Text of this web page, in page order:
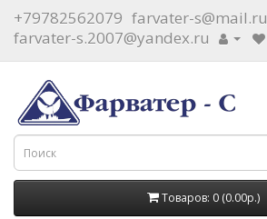
+79782562079 farvater-s@mail.ru
farvater-s.2007@yandex.ru
Товаров: 0 (0.00р.)